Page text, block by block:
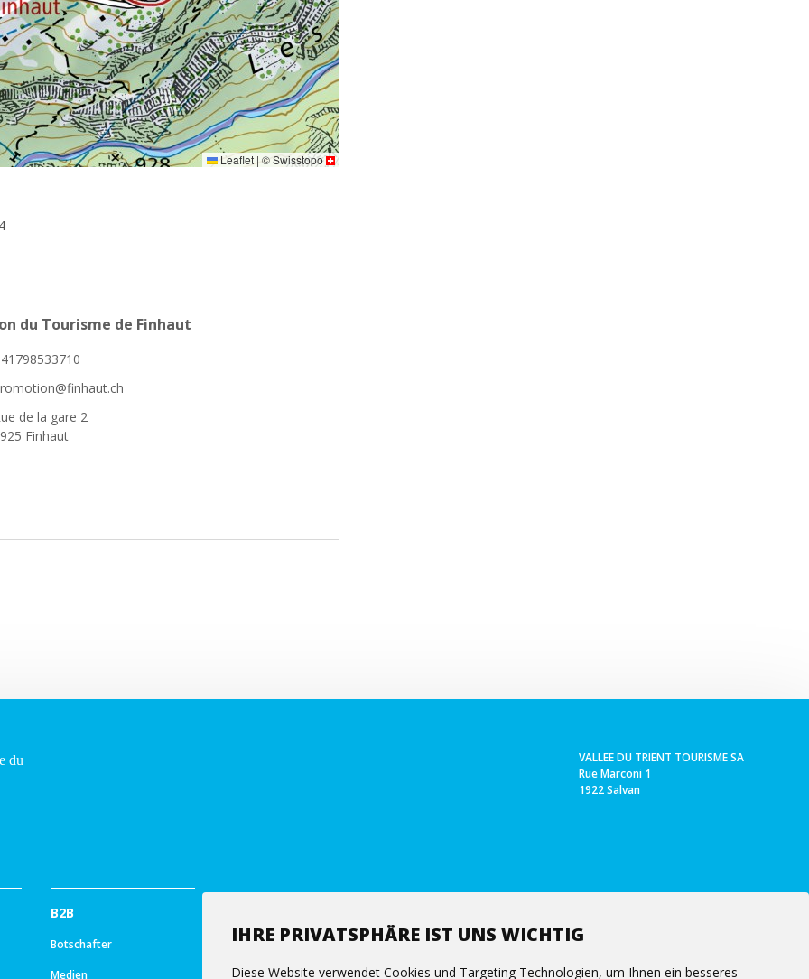
IHRE PRIVATSPHÄRE IST UNS WICHTIG
Diese Website verwendet Cookies und Targeting Technologien, um Ihnen ein besseres
Leaflet | ©Swisstopo
du Tourisme de Finhaut
de la gare 2
Finhaut
VALLEE DU TRIENT TOURISME SA
Rue Marconi 1
1922 Salvan
B2B
Botschafter
Medien